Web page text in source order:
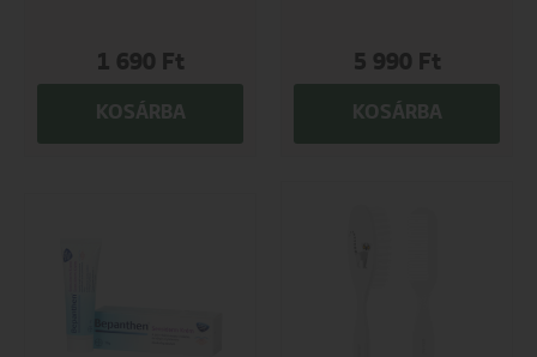
1 690 Ft
KOSÁRBA
5 990 Ft
KOSÁRBA